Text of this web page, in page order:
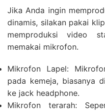
Jika Anda ingin
dinamis, silakan pakai
memproduksi video
memakai mikrofon.
Mikrofon Lapel:
pada kemeja, biasanya
ke jack headphone.
Mikrofon terarah: